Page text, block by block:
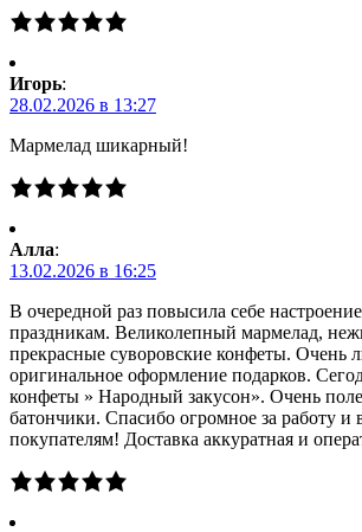
Игорь:
28.02.2026 в 13:27
Мармелад шикарный!
Алла:
13.02.2026 в 16:25
В очередной раз повысила себе
праздникам. Великолепный мармелад,
прекрасные суворовские конфеты. Очень
оригинальное оформление подарков.
конфеты » Народный закусон». Очень
батончики. Спасибо огромное за работу и
покупателям! Доставка аккуратная и